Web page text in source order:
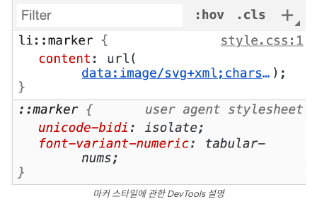
마커 스타일에 관한 DevTools 설명